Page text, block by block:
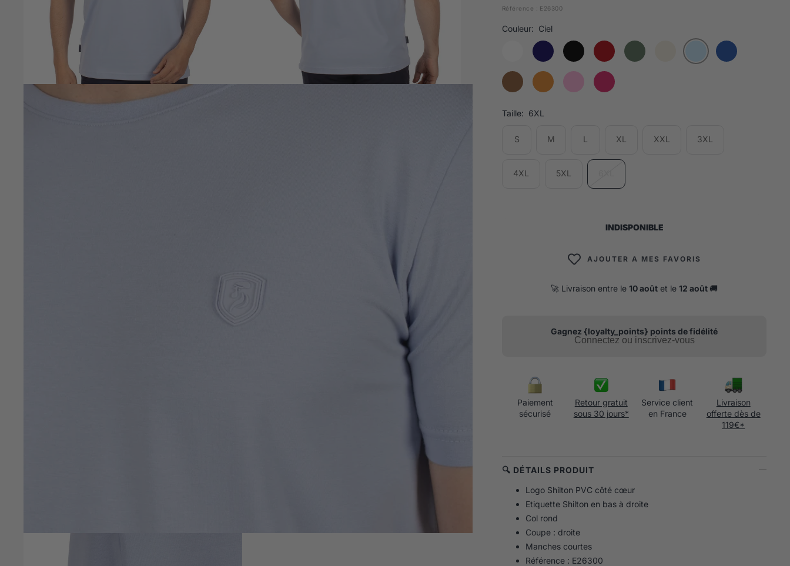
Référence : E26300
Couleur: Ciel
Taille: 6XL
S M L XL XXL 3XL
4XL 5XL
INDISPONIBLE
AJOUTER A MES FAVORIS
🚀 Livraison entre le 10 août et le 12 août 🚚
Gagnez {loyalty_points} points de fidélité
Connectez ou inscrivez-vous
Paiement
sécurisé
Retour gratuit
sous 30 jours*
Service client
en France
Livraison
offerte dès de
119€*
🔍 DÉTAILS PRODUIT
Logo Shilton PVC côté cœur
Etiquette Shilton en bas à droite
Col rond
Coupe : droite
Manches courtes
Référence : E26300